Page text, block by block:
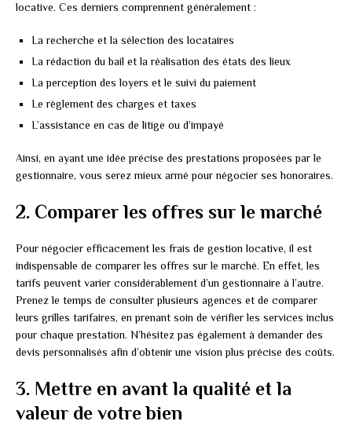
locative. Ces derniers comprennent généralement :
La recherche et la sélection des locataires
La rédaction du bail et la réalisation des états des lieux
La perception des loyers et le suivi du paiement
Le règlement des charges et taxes
L’assistance en cas de litige ou d’impayé
Ainsi, en ayant une idée précise des prestations proposées par le
gestionnaire, vous serez mieux armé pour négocier ses honoraires.
2. Comparer les offres sur le marché
Pour négocier efficacement les frais de gestion locative, il est
indispensable de comparer les offres sur le marché. En effet, les
tarifs peuvent varier considérablement d’un gestionnaire à l’autre.
Prenez le temps de consulter plusieurs agences et de comparer
leurs grilles tarifaires, en prenant soin de vérifier les services inclus
pour chaque prestation. N’hésitez pas également à demander des
devis personnalisés afin d’obtenir une vision plus précise des coûts.
3. Mettre en avant la qualité et la
valeur de votre bien